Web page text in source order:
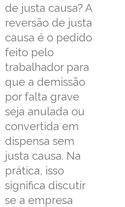
de justa causa? A
reversão de justa
causa é o pedido
feito pelo
trabalhador para
que a demissão
por falta grave
seja anulada ou
convertida em
dispensa sem
justa causa. Na
prática, isso
significa discutir
se a empresa